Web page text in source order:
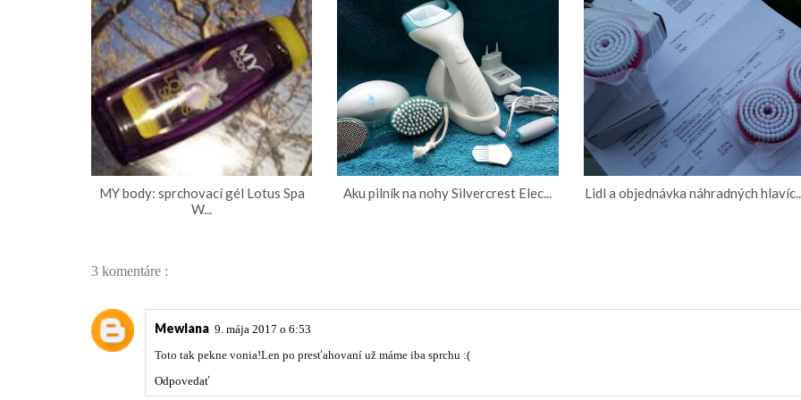
MY body: sprchovací gél Lotus Spa
W...
Aku pilník na nohy Silvercrest Elec... Lidl a objednávka náhradných
3 komentáre :
Mewlana 9. mája 2017 o 6:53
Toto tak pekne vonia!Len po presťahovaní už máme iba sprchu :(
Odpovedať